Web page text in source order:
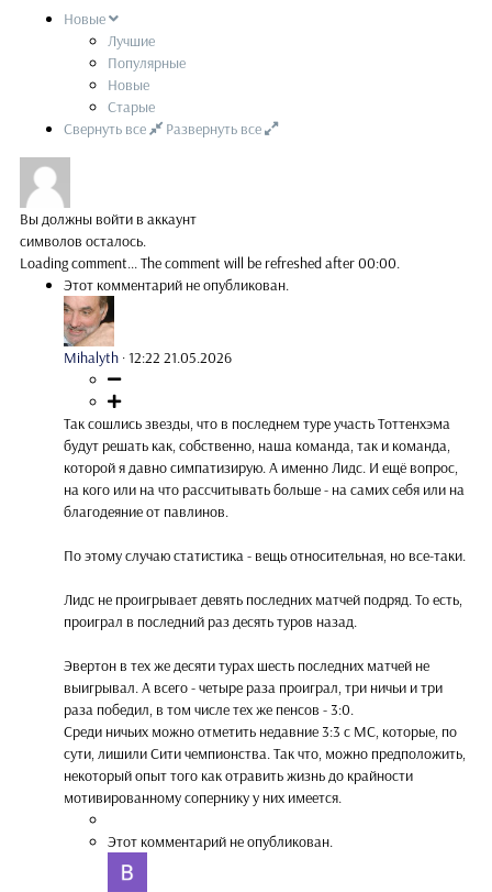
Новые
Лучшие
Популярные
Новые
Старые
Свернуть все
Развернуть все
Вы должны войти в аккаунт
символов осталось.
Loading comment...The comment will be refreshed after00:00.
Этот комментарий не опубликован.
Mihalyth ·12:22 21.05.2026
Так сошлись звезды, что в последнем туре участь Тоттенхэма
будут решать как, собственно, наша команда, так и команда,
которой я давно симпатизирую. А именно Лидс. И ещё вопрос,
на кого или на что рассчитывать больше - на самих себя или на
благодеяние от павлинов.
По этому случаю статистика - вещь относительная, но все-таки.
Лидс не проигрывает девять последних матчей подряд. То есть,
проиграл в последний раз десять туров назад.
Эвертон в тех же десяти турах шесть последних матчей не
выигрывал. А всего - четыре раза проиграл, три ничьи и три
раза победил, в том числе тех же пенсов - 3:0.
Среди ничьих можно отметить недавние 3:3 с МС, которые, по
сути, лишили Сити чемпионства. Так что, можно предположить,
некоторый опыт того как отравить жизнь до крайности
мотивированному сопернику у них имеется.
Этот комментарий не опубликован.